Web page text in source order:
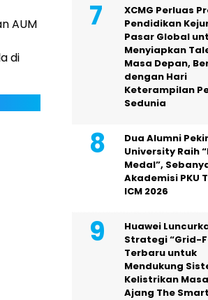
AUM
di
XCMG Perluas
Pendidikan
Pasar Global
Menyiapkan
Masa Depan,
dengan Hari
Keterampilan
Sedunia
Dua Alumni
University Raih
Medal”,
Akademisi PKU
ICM 2026
Huawei
Strategi “Grid-
Terbaru untuk
Mendukung
Kelistrikan
Ajang The